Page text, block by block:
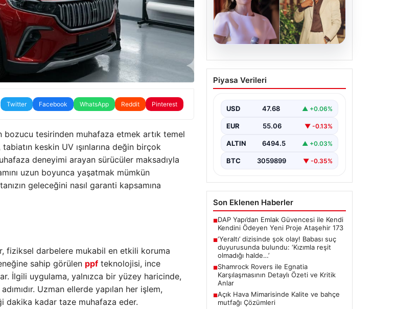
Twitter Facebook WhatsApp Reddit Pinterest
bozucu tesirinden muhafaza etmek artık temel
keskin UV ışınlarına değin birçok
deneyimi arayan sürücüler maksadıyla
uzun boyunca yaşatmak mümkün
geleceğini nasıl garanti kapsamına
fiziksel darbelere mukabil en etkili koruma
sahip görülen ppf teknolojisi, ince
İlgili uygulama, yalnızca bir yüzey haricinde,
Uzman ellerde yapılan her işlem,
dakika kadar taze muhafaza eder.
05.08.2026
‘Yeraltı’ dizisinde şok
olay! Babası suç
‘Kızımla reşit olmadığı
halde…’
Piyasa Verileri
USD 47.68 ▲ +0.06%
EUR 55.06 ▼ -0.13%
ALTIN 6494.5 ▲ +0.03%
BTC 3059899 ▼ -0.35%
Son Eklenen Haberler
■DAP Yapı’dan Emlak Güvencesi ile Kendi
Kendini Ödeyen Yeni Proje Ataşehir 173
■‘Yeraltı’ dizisinde şok olay! Babası suç
duyurusunda bulundu: ‘Kızımla reşit
olmadığı halde…’
■Shamrock Rovers ile Egnatia
Karşılaşmasının Detaylı Özeti ve Kritik
Anlar
■Açık Hava Mimarisinde Kalite ve bahçe
mutfağı Çözümleri